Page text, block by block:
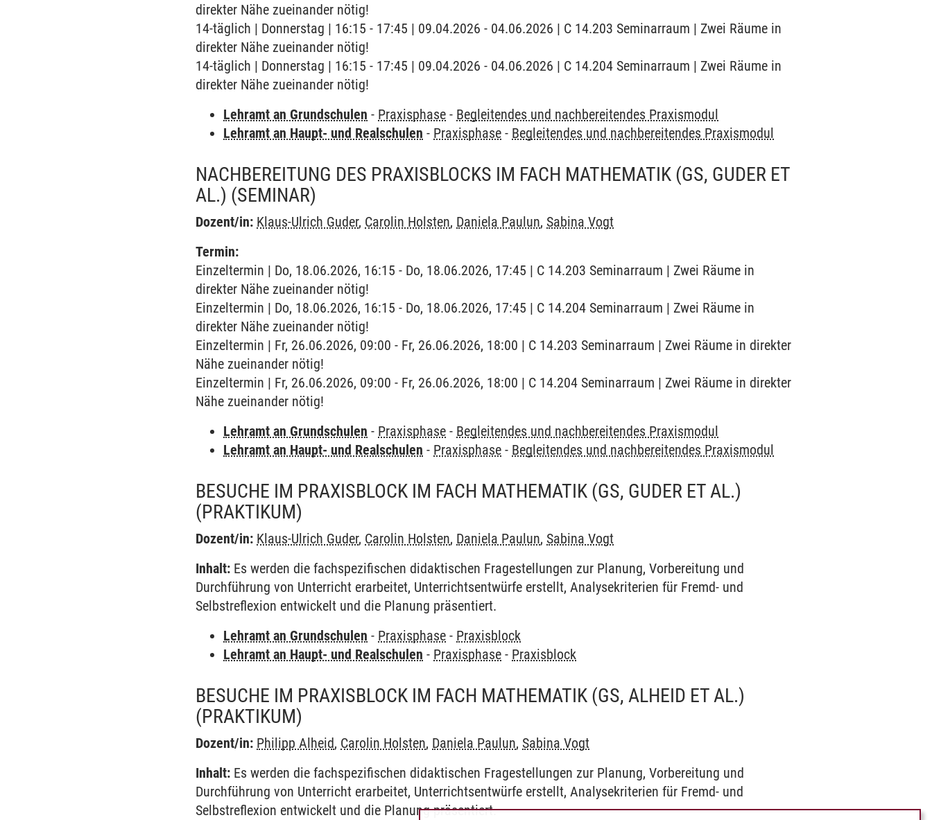
direkter Nähe zueinander nötig!
14-täglich | Donnerstag | 16:15 - 17:45 | 09.04.2026 - 04.06.2026 | C 14.203 Seminarraum | Zwei Räume in
direkter Nähe zueinander nötig!
14-täglich | Donnerstag | 16:15 - 17:45 | 09.04.2026 - 04.06.2026 | C 14.204 Seminarraum | Zwei Räume in
direkter Nähe zueinander nötig!
Lehramt an Grundschulen - Praxisphase - Begleitendes und nachbereitendes Praxismodul
Lehramt an Haupt- und Realschulen - Praxisphase - Begleitendes und nachbereitendes Praxismodul
NACHBEREITUNG DES PRAXISBLOCKS IM FACH MATHEMATIK (GS, GUDER ET
AL.) (SEMINAR)
Dozent/in: Klaus-Ulrich Guder, Carolin Holsten, Daniela Paulun, Sabina Vogt
Termin:
Einzeltermin | Do, 18.06.2026, 16:15 - Do, 18.06.2026, 17:45 | C 14.203 Seminarraum | Zwei Räume in
direkter Nähe zueinander nötig!
Einzeltermin | Do, 18.06.2026, 16:15 - Do, 18.06.2026, 17:45 | C 14.204 Seminarraum | Zwei Räume in
direkter Nähe zueinander nötig!
Einzeltermin | Fr, 26.06.2026, 09:00 - Fr, 26.06.2026, 18:00 | C 14.203 Seminarraum | Zwei Räume in direkter
Nähe zueinander nötig!
Einzeltermin | Fr, 26.06.2026, 09:00 - Fr, 26.06.2026, 18:00 | C 14.204 Seminarraum | Zwei Räume in direkter
Nähe zueinander nötig!
Lehramt an Grundschulen - Praxisphase - Begleitendes und nachbereitendes Praxismodul
Lehramt an Haupt- und Realschulen - Praxisphase - Begleitendes und nachbereitendes Praxismodul
BESUCHE IM PRAXISBLOCK IM FACH MATHEMATIK (GS, GUDER ET AL.)
(PRAKTIKUM)
Dozent/in: Klaus-Ulrich Guder, Carolin Holsten, Daniela Paulun, Sabina Vogt
Inhalt: Es werden die fachspezifischen didaktischen Fragestellungen zur Planung, Vorbereitung und
Durchführung von Unterricht erarbeitet, Unterrichtsentwürfe erstellt, Analysekriterien für Fremd- und
Selbstreflexion entwickelt und die Planung präsentiert.
Lehramt an Grundschulen - Praxisphase - Praxisblock
Lehramt an Haupt- und Realschulen - Praxisphase - Praxisblock
BESUCHE IM PRAXISBLOCK IM FACH MATHEMATIK (GS, ALHEID ET AL.)
(PRAKTIKUM)
Dozent/in: Philipp Alheid, Carolin Holsten, Daniela Paulun, Sabina Vogt
Inhalt: Es werden die fachspezifischen didaktischen Fragestellungen zur Planung, Vorbereitung und
Durchführung von Unterricht erarbeitet, Unterrichtsentwürfe erstellt, Analysekriterien für Fremd- und
Selbstreflexion entwickelt und die Planung präsentiert.